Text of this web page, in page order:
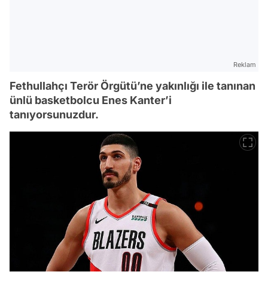
Reklam
Fethullahçı Terör Örgütü’ne yakınlığı ile tanınan
ünlü basketbolcu Enes Kanter’i
tanıyorsunuzdur.